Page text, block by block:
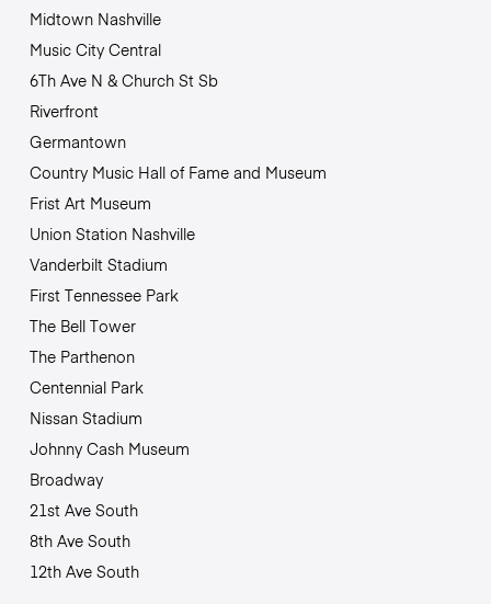
Midtown Nashville
Music City Central
6Th Ave N & Church St Sb
Riverfront
Germantown
Country Music Hall of Fame and Museum
Frist Art Museum
Union Station Nashville
Vanderbilt Stadium
First Tennessee Park
The Bell Tower
The Parthenon
Centennial Park
Nissan Stadium
Johnny Cash Museum
Broadway
21st Ave South
8th Ave South
12th Ave South